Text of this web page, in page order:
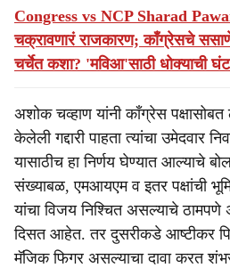
Congress vs NCP Sharad
चक्रावणारं राजकारण; काँग्रेसचे
चर्चेत कशा? 'मविआ'साठी धोक्याची
अशोक चव्हाण यांनी काँग्रेस
केलेली गद्दारी पाहता त्यांचा उमेदवार
यासाठीच हा निर्णय घेण्यात आल्याचे
संख्याबळ, एमआयएम व इतर पक्षांची
यांचा विजय निश्चित असल्याचे ठामपणे
दिसत आहेत. तर दुसरीकडे आष्टीकर
मॅजिक फिगर असल्याचा दावा करत